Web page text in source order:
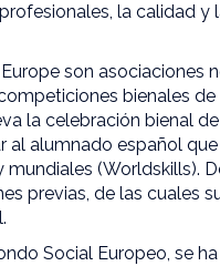
la calidad
son asociaciones
bienales
la celebración bienal
al alumnado español
(Worldskills).
previas, de las cuales
Social Europeo, se